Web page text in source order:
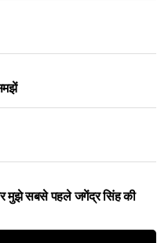
मुझे सबसे पहले जगेंद्र सिंह की